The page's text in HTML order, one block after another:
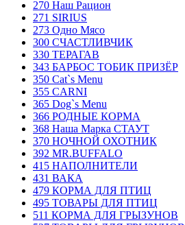
270 Наш Рацион
271 SIRIUS
273 Одно Мясо
300 СЧАСТЛИВЧИК
330 ТЕРАГАВ
343 БАРБОС ТОБИК ПРИЗЁР
350 Cat`s Menu
355 CARNI
365 Dog`s Menu
366 РОДНЫЕ КОРМА
368 Наша Марка СТАУТ
370 НОЧНОЙ ОХОТНИК
392 MR.BUFFALO
415 НАПОЛНИТЕЛИ
431 ВАКА
479 КОРМА ДЛЯ ПТИЦ
495 ТОВАРЫ ДЛЯ ПТИЦ
511 КОРМА ДЛЯ ГРЫЗУНОВ